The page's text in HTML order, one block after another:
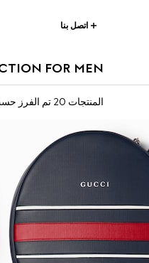
اتصل بنا
FOR MEN
المنتجات 20 تم الفرز